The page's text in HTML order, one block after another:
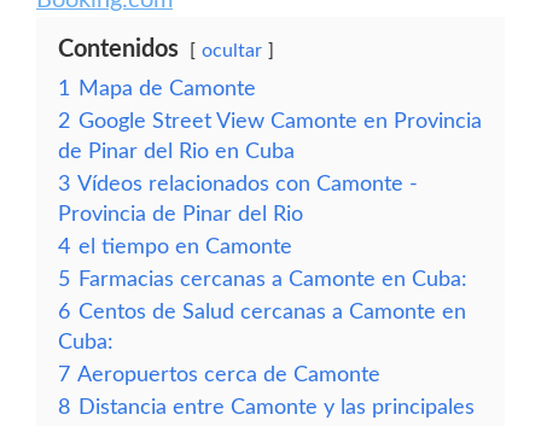
Contenidos ocultar
1
Mapa de Camonte
2 Google Street View Camonte en Provincia
de Pinar del Rio en Cuba
3 Vídeos relacionados con Camonte -
Provincia de Pinar del Rio
4 el tiempo en Camonte
5 Farmacias cercanas a Camonte en Cuba:
6 Centos de Salud cercanas a Camonte en
Cuba:
7 Aeropuertos cerca de Camonte
8 Distancia entre Camonte y las principales